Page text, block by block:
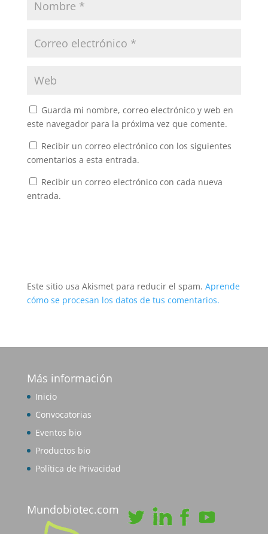
Guarda mi nombre, correo electrónico y web en
este navegador para la próxima vez que comente.
Recibir un correo electrónico con los siguientes
comentarios a esta entrada.
Recibir un correo electrónico con cada nueva
entrada.
Este sitio usa Akismet para reducir el spam. Aprende
cómo se procesan los datos de tus comentarios.
Más información
Inicio
Convocatorias
Eventos bio
Productos bio
Política de Privacidad
Mundobiotec.com